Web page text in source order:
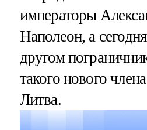
императоры
Наполеон, а
другом
такого нового
Литва.